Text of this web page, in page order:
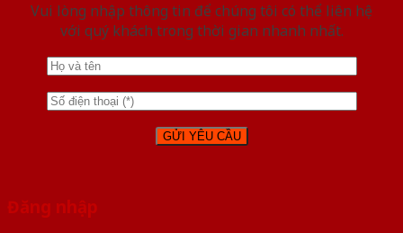
Vui lòng nhập thông tin để chúng tôi có thể liên hệ
với quý khách trong thời gian nhanh nhất.
Đăng nhập